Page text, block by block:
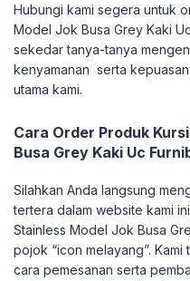
Hubungi kami segera untuk
Model Jok Busa Grey Kaki
sekedar tanya-tanya
kenyamanan serta
utama kami.
Cara Order Produk
Busa Grey Kaki Uc
Silahkan Anda langsung
tertera dalam website kami
Stainless Model Jok Busa
pojok “icon melayang”.
cara pemesanan serta